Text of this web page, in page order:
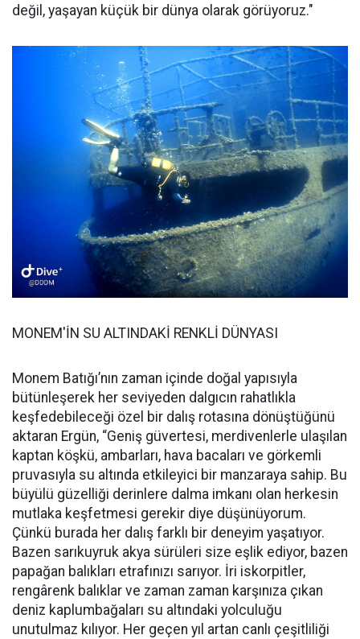
değil, yaşayan küçük bir dünya olarak görüyoruz."
MONEM'İN SU ALTINDAKİ RENKLİ DÜNYASI
Monem Batığı’nın zaman içinde doğal yapısıyla
bütünleşerek her seviyeden dalgıcın rahatlıkla
keşfedebileceği özel bir dalış rotasına dönüştüğünü
aktaran Ergün, “Geniş güvertesi, merdivenlerle ulaşılan
kaptan köşkü, ambarları, hava bacaları ve görkemli
pruvasıyla su altında etkileyici bir manzaraya sahip. Bu
büyülü güzelliği derinlere dalma imkanı olan herkesin
mutlaka keşfetmesi gerekir diye düşünüyorum.
Çünkü burada her dalış farklı bir deneyim yaşatıyor.
Bazen sarıkuyruk akya sürüleri size eşlik ediyor, bazen
papağan balıkları etrafınızı sarıyor. İri iskorpitler,
rengârenk balıklar ve zaman zaman karşınıza çıkan
deniz kaplumbağaları su altındaki yolculuğu
unutulmaz kılıyor. Her geçen yıl artan canlı çeşitliliği